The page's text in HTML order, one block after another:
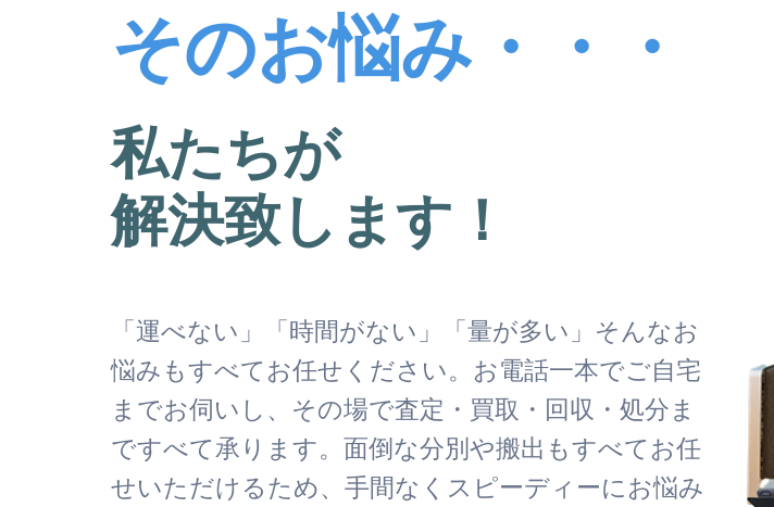
そのお悩み・・・
私たちが
解決致します！
「運べない」「時間がない」「量が多い」そんなお
悩みもすべてお任せください。お電話一本でご自宅
までお伺いし、その場で査定・買取・回収・処分ま
ですべて承ります。面倒な分別や搬出もすべてお任
せいただけるため、手間なくスピーディーにお悩み